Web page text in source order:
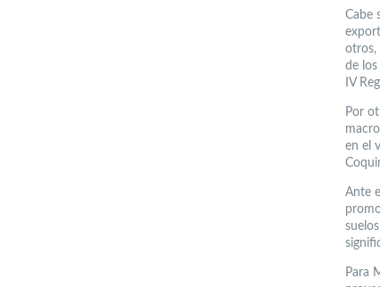
Cabe
otros,
de los
IV
Por
en el
Ante
Para